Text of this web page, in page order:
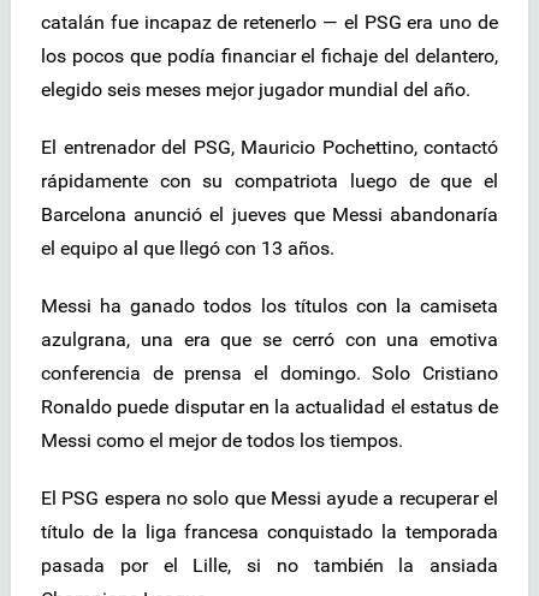
catalán fue incapaz de retenerlo — el PSG era uno de
los pocos que podía financiar el fichaje del delantero,
elegido seis meses mejor jugador mundial del año.
El entrenador del PSG, Mauricio Pochettino, contactó
rápidamente con su compatriota luego de que el
Barcelona anunció el jueves que Messi abandonaría
el equipo al que llegó con 13 años.
Messi ha ganado todos los títulos con la camiseta
azulgrana, una era que se cerró con una emotiva
conferencia de prensa el domingo. Solo Cristiano
Ronaldo puede disputar en la actualidad el estatus de
Messi como el mejor de todos los tiempos.
El PSG espera no solo que Messi ayude a recuperar el
título de la liga francesa conquistado la temporada
pasada por el Lille, si no también la ansiada